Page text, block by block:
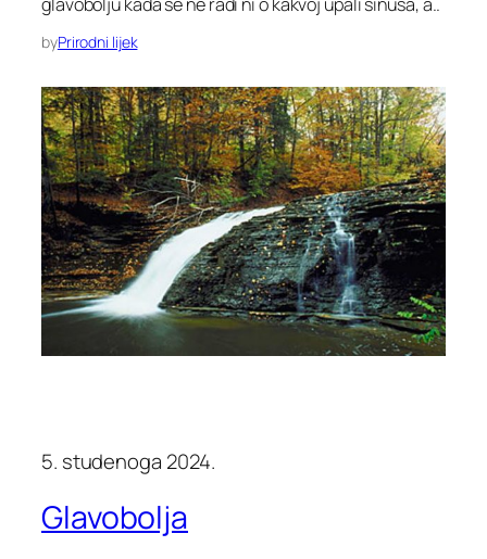
byPrirodni lijek
5. studenoga 2024.
Glavobolja